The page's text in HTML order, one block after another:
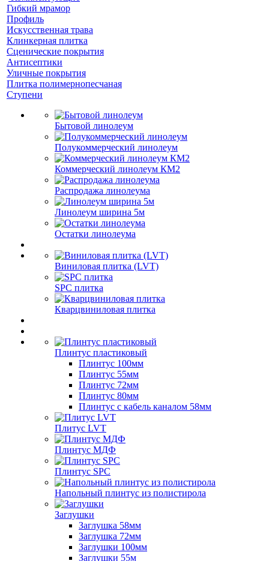
Гибкий мрамор
Профиль
Искусственная трава
Клинкерная плитка
Сценические покрытия
Антисептики
Уличные покрытия
Плитка полимернопесчаная
Ступени
Бытовой линолеум
Полукоммерческий линолеум
Коммерческий линолеум КМ2
Распродажа линолеума
Линолеум ширина 5м
Остатки линолеума
Виниловая плитка (LVT)
SPC плитка
Кварцвиниловая плитка
Плинтус пластиковый
Плинтус 100мм
Плинтус 55мм
Плинтус 72мм
Плинтус 80мм
Плинтус с кабель каналом 58мм
Плитус LVT
Плинтус МДФ
Плинтус SPC
Напольный плинтус из полистирола
Заглушки
Заглушка 58мм
Заглушка 72мм
Заглушки 100мм
Заглушки 55м